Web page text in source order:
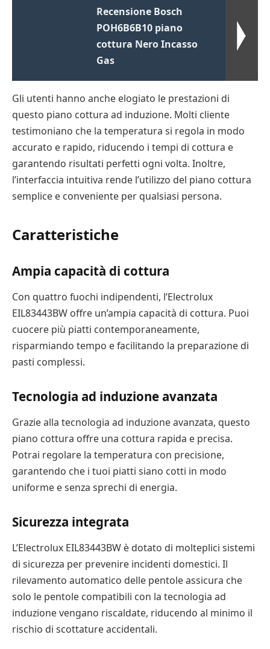
Recensione Bosch
POH6B6B10 piano
cottura Nero Incasso
Gas
Gli utenti hanno anche elogiato le prestazioni di
questo piano cottura ad induzione. Molti cliente
testimoniano che la temperatura si regola in modo
accurato e rapido, riducendo i tempi di cottura e
garantendo risultati perfetti ogni volta. Inoltre,
l’interfaccia intuitiva rende l’utilizzo del piano cottura
semplice e conveniente per qualsiasi persona.
Caratteristiche
Ampia capacità di cottura
Con quattro fuochi indipendenti, l’Electrolux
EIL83443BW offre un’ampia capacità di cottura. Puoi
cuocere più piatti contemporaneamente,
risparmiando tempo e facilitando la preparazione di
pasti complessi.
Tecnologia ad induzione avanzata
Grazie alla tecnologia ad induzione avanzata, questo
piano cottura offre una cottura rapida e precisa.
Potrai regolare la temperatura con precisione,
garantendo che i tuoi piatti siano cotti in modo
uniforme e senza sprechi di energia.
Sicurezza integrata
L’Electrolux EIL83443BW è dotato di molteplici sistemi
di sicurezza per prevenire incidenti domestici. Il
rilevamento automatico delle pentole assicura che
solo le pentole compatibili con la tecnologia ad
induzione vengano riscaldate, riducendo al minimo il
rischio di scottature accidentali.